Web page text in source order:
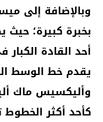
وبالإضافة إلى
بخبرة كبيرة؛ حيث
أحد القادة
يقدم خط الوسط
وأليكسيس ماك
كأحد أكثر الخطوط